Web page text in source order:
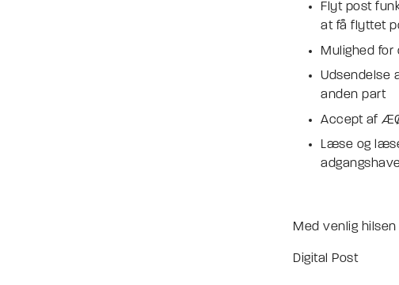
Flyt post
at få flyttet
Mulighed for
Udsendelse
anden part
Accept af
Læse og
Med venlig hilsen
Digital Post